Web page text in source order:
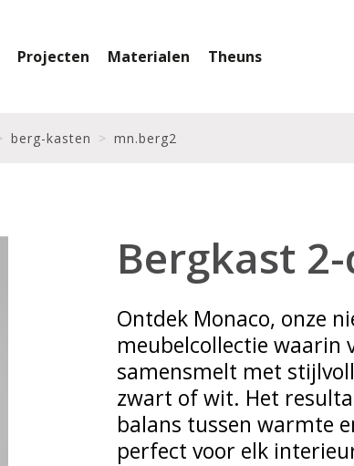
Projecten Materialen Theuns
berg-kasten mn.berg2
Bergkast
Ontdek Monaco, onze
meubelcollectie waarin
samensmelt met
zwart of wit. Het
balans tussen warmte
perfect voor elk